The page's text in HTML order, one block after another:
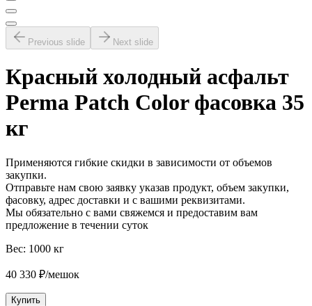
Previous slide Next slide
Красный холодный асфальт
Perma Patch Color фасовка 35
кг
Применяются гибкие скидки в зависимости от объемов
закупки.
Отправьте нам свою заявку указав продукт, объем закупки,
фасовку, адрес доставки и с вашими реквизитами.
Мы обязательно с вами свяжемся и предоставим вам
предложение в течении суток
Вес: 1000 кг
40 330 ₽/мешок
Купить